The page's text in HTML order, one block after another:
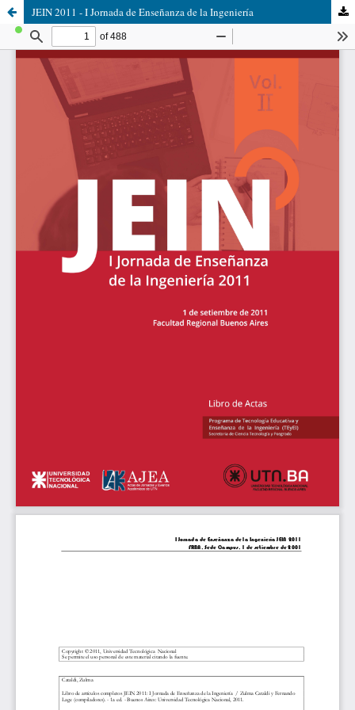
JEIN 2011 - I Jornada de Enseñanza de la Ingeniería